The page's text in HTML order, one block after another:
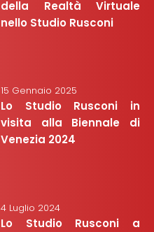
della Realtà Virtuale
nello Studio Rusconi
15 Gennaio 2025
Lo Studio Rusconi in
visita alla Biennale di
Venezia 2024
4 Luglio 2024
Lo Studio Rusconi a